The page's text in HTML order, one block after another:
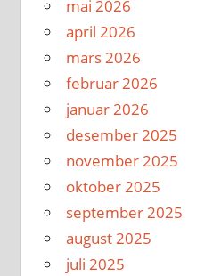
mai 2026
april 2026
mars 2026
februar 2026
januar 2026
desember 2025
november 2025
oktober 2025
september 2025
august 2025
juli 2025